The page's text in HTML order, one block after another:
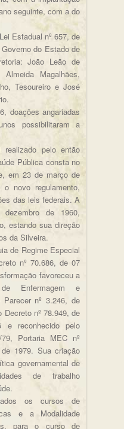
seguinte, com a do
Estadual nº 657, de
do Estado de
João Leão de
Magalhães,
Tesoureiro e José
doações angariadas
possibilitaram a
realizado pelo então
Pública consta no
em 23 de março de
novo regulamento,
das leis federais. A
de 1960,
estando sua direção
da Silveira.
de Regime Especial
nº 70.686, de 07
favoreceu a
Enfermagem e
nº 3.246, de
Decreto nº 78.949, de
e reconhecido pelo
Portaria MEC nº
1979. Sua criação
governamental de
de trabalho
os cursos de
e a Modalidade
para o curso de